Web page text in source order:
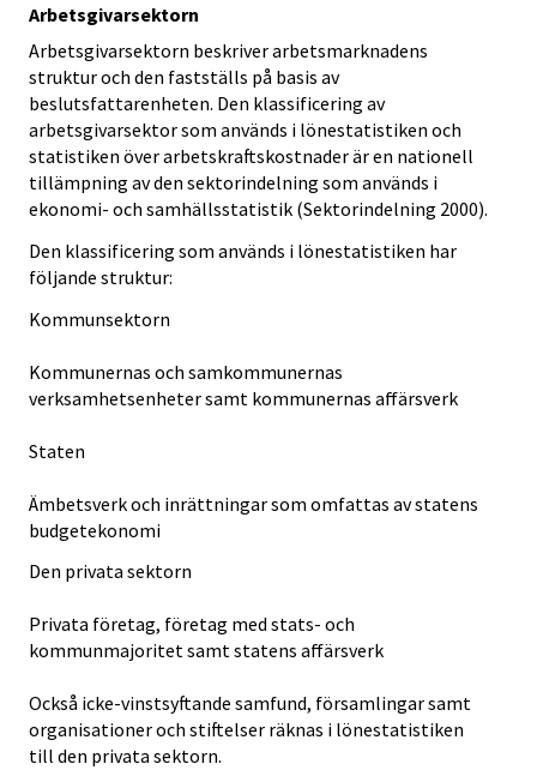
Arbetsgivarsektorn
Arbetsgivarsektorn beskriver arbetsmarknadens
struktur och den fastställs på basis av
beslutsfattarenheten. Den klassificering av
arbetsgivarsektor som används i lönestatistiken och
statistiken över arbetskraftskostnader är en nationell
tillämpning av den sektorindelning som används i
ekonomi- och samhällsstatistik (Sektorindelning 2000).
Den klassificering som används i lönestatistiken har
följande struktur:
Kommunsektorn
Kommunernas och samkommunernas
verksamhetsenheter samt kommunernas affärsverk
Staten
Ämbetsverk och inrättningar som omfattas av statens
budgetekonomi
Den privata sektorn
Privata företag, företag med stats- och
kommunmajoritet samt statens affärsverk
Också icke-vinstsyftande samfund, församlingar samt
organisationer och stiftelser räknas i lönestatistiken
till den privata sektorn.